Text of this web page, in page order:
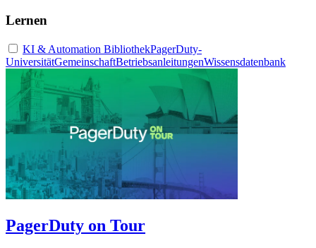
Lernen
KI & Automation BibliothekPagerDuty-
UniversitätGemeinschaftBetriebsanleitungenWissensdatenbank
PagerDuty on Tour